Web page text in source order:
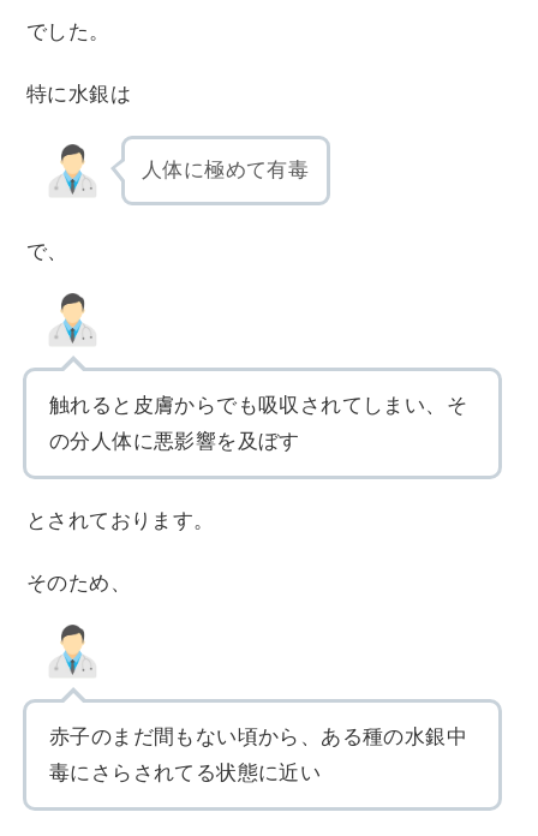
でした。
特に水銀は
人体に極めて有毒
で、
触れると皮膚からでも吸収されてしまい、そ
の分人体に悪影響を及ぼす
とされております。
そのため、
赤子のまだ間もない頃から、ある種の水銀中
毒にさらされてる状態に近い